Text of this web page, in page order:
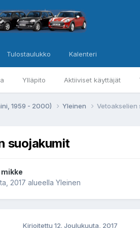
Ylläpito Aktiiviset käyttäjät
Tulostaulukko Kalenteri
1959 - 2000) Yleinen Vetoakselien
suojakumit
mikke
2017 alueella Yleinen
Kirjoitettu 12. Joulukuuta, 2017